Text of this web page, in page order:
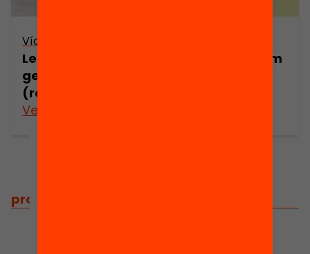
Vídeo
Les extraescolars a debat: quines i com
generen oportunitats educatives?
(retransmissió en directe)
Veure’n més
projectes